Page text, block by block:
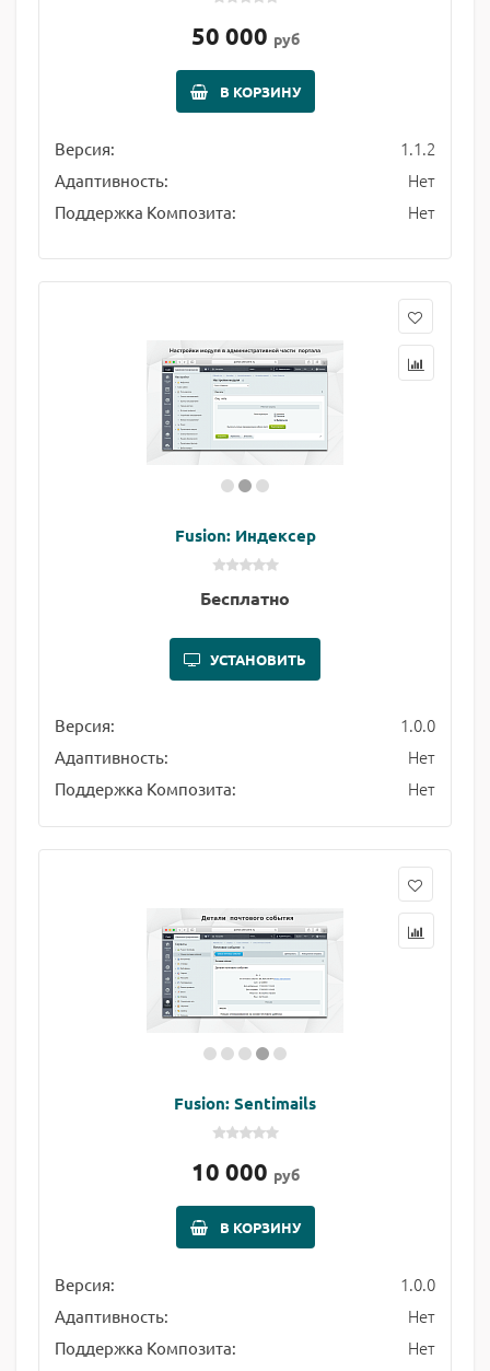
50 000 руб
В КОРЗИНУ
Версия: 1.1.2
Адаптивность: Нет
Поддержка Композита: Нет
Fusion: Индексер
Бесплатно
УСТАНОВИТЬ
Версия: 1.0.0
Адаптивность: Нет
Поддержка Композита: Нет
Fusion: Sentimails
10 000 руб
В КОРЗИНУ
Версия: 1.0.0
Адаптивность: Нет
Поддержка Композита: Нет